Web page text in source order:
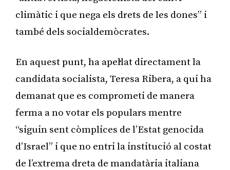
climàtic i que nega els drets de les dones” i
també dels socialdemòcrates.
En aquest punt, ha apel·lat directament la
candidata socialista, Teresa Ribera, a qui ha
demanat que es comprometi de manera
ferma a no votar els populars mentre
“siguin sent còmplices de l’Estat genocida
d’Israel” i que no entri la institució al costat
de l’extrema dreta de mandatària italiana